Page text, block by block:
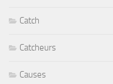
Catch
Catcheurs
Causes